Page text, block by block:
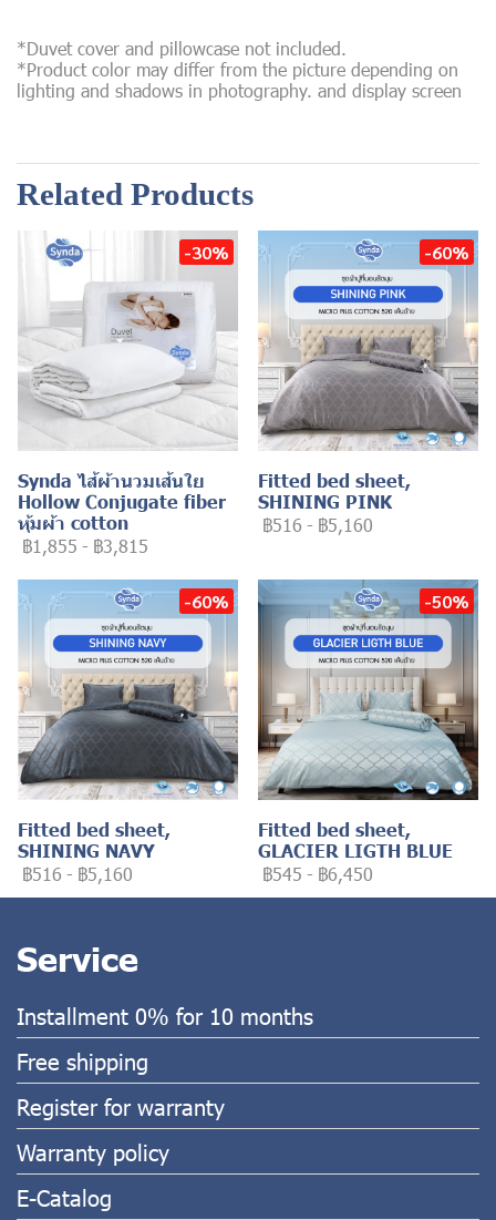
*Duvet cover and pillowcase not included.
*Product color may differ from the picture depending on
lighting and shadows in photography. and display screen
Related Products
-30%
Synda ไส้ผ้านวมเส้นใย
Hollow Conjugate fiber
หุ้มผ้า cotton
฿1,855 - ฿3,815
-60%
Fitted bed sheet,
SHINING PINK
฿516 - ฿5,160
-60%
Fitted bed sheet,
SHINING NAVY
฿516 - ฿5,160
-50%
Fitted bed sheet,
GLACIER LIGTH BLUE
฿545 - ฿6,450
Service
Installment 0% for 10 months
Free shipping
Register for warranty
Warranty policy
E-Catalog